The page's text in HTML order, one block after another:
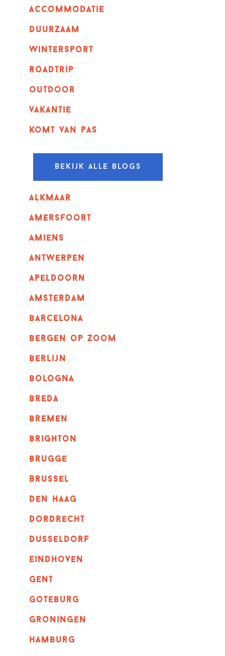
Accommodatie
Duurzaam
wintersport
Roadtrip
outdoor
vakantie
komt van pas
Bekijk alle blogs
alkmaar
amersfoort
amiens
Antwerpen
apeldoorn
Amsterdam
barcelona
bergen op zoom
berlijn
bologna
breda
bremen
brighton
brugge
Brussel
Den haag
dordrecht
dusseldorf
eindhoven
GENT
goteburg
groningen
hamburg